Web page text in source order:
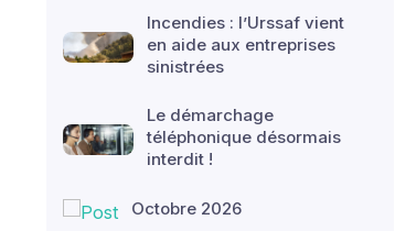
Incendies : l’Urssaf vient
en aide aux entreprises
sinistrées
Le démarchage
téléphonique désormais
interdit !
Octobre 2026